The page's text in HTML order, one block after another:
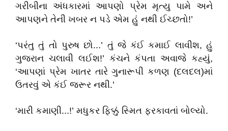
ગરીબીના અંધકારમાં આપણો પ્રેમ મૃત્યુ પામે અને
આપણને તેની ખબર ન પડે એમ હું નથી ઈચ્છતો!’
‘પરંતુ તું તો પુરુષ છો...’ તું જે કંઈ કમાઈ લાવીશ, હું
ગુજરાન ચલાવી લઈશ!’ કંચને કંપતા અવાજે કહ્યું,
‘આપણાં પ્રેમ ખાતર તારે ગુનારૂપી કળણ (દલદલ)માં
ઉતરવું એ કંઈ જરૂર નથી.’
‘મારી કમાણી...!’ મધુકર ફિક્કું સ્મિત ફરકાવતાં બોલ્યો.